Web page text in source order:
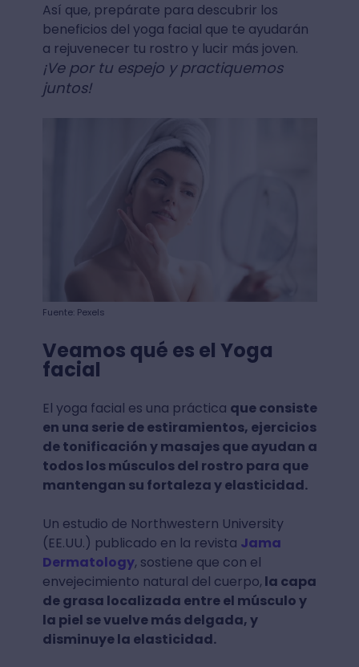
Así que, prepárate para descubrir los
beneficios del yoga facial que te ayudarán
a rejuvenecer tu rostro y lucir más joven.
¡Ve por tu espejo y practiquemos
juntos!
Fuente: Pexels
Veamos qué es el Yoga
facial
El yoga facial es una práctica que consiste
en una serie de estiramientos, ejercicios
de tonificación y masajes que ayudan a
todos los músculos del rostro para que
mantengan su fortaleza y elasticidad.
Un estudio de Northwestern University
(EE.UU.) publicado en la revista Jama
Dermatology, sostiene que con el
envejecimiento natural del cuerpo, la capa
de grasa localizada entre el músculo y
la piel se vuelve más delgada, y
disminuye la elasticidad.